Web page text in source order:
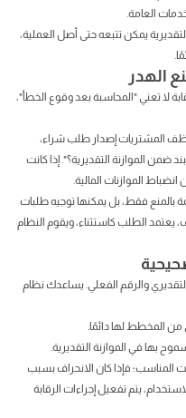
العامة.
يمكن تتبعه حتى أصل العملية،
الهدر
لا تعني "المحاسبة بعد وقوع الخطأ"،
المشتريات إصدار طلب شراء،
ضمن الموازنة التقديرية؟". إذا كانت
الموازنات المالية.
بالمنع فقط، بل يمكنها توجيه طلبات
يعتمد الطلب كاستثناء، ويقوم النظام
والرقم الفعلي. يساعدك نظام
من المخطط لها دائمًا.
بها في الموازنة التقديرية.
المناسب؛ فإذا كان الانحراف بسبب
يتم تفعيل إجراءات الرقابة